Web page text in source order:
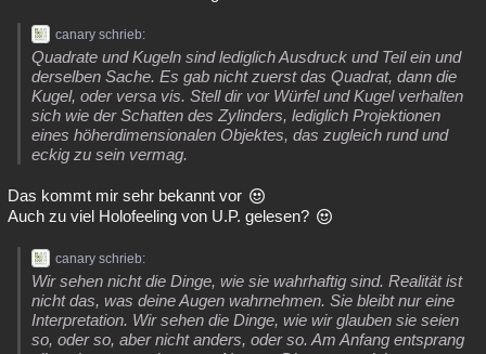
canary schrieb:
Quadrate und Kugeln sind lediglich Ausdruck und Teil ein und
derselben Sache. Es gab nicht zuerst das Quadrat, dann die
Kugel, oder versa vis. Stell dir vor Würfel und Kugel verhalten
sich wie der Schatten des Zylinders, lediglich Projektionen
eines höherdimensionalen Objektes, das zugleich rund und
eckig zu sein vermag.
Das kommt mir sehr bekannt vor
Auch zu viel Holofeeling von U.P. gelesen?
canary schrieb:
Wir sehen nicht die Dinge, wie sie wahrhaftig sind. Realität ist
nicht das, was deine Augen wahrnehmen. Sie bleibt nur eine
Interpretation. Wir sehen die Dinge, wie wir glauben sie seien
so, oder so, aber nicht anders, oder so. Am Anfang entsprang